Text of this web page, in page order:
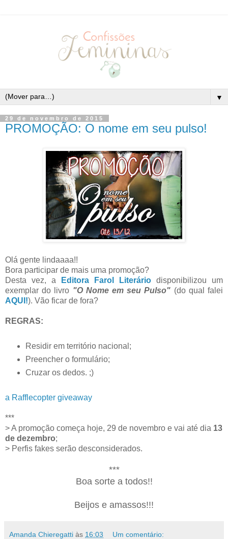
▼
29 de novembro de 2015
PROMOÇÃO: O nome em seu pulso!
Olá gente lindaaaa!!
Bora participar de mais uma promoção?
Desta vez, a
Editora Farol Literário disponibilizou um
exemplar do livro "O Nome em seu Pulso" (do qual falei
AQUI!). Vão ficar de fora?
REGRAS:
Residir em território nacional;
Preencher o formulário;
Cruzar os dedos. ;)
a Rafflecopter giveaway
***
> A promoção começa hoje, 29 de novembro e vai até dia 13
de dezembro;
> Perfis fakes serão desconsiderados.
***
Boa sorte a todos!!
Beijos e amassos!!!
Amanda Chieregatti às 16:03 Um comentário: